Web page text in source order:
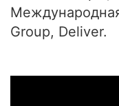
Group, Deliver.